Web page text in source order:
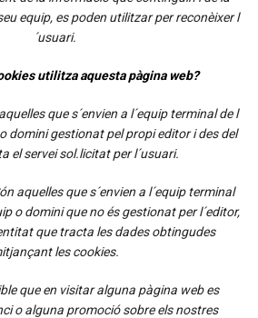
equip, es poden utilitzar per reconèixer l
´usuari.
utilitza aquesta pàgina web?
que s´envien a l´equip terminal de l
o domini gestionat pel propi editor i des del
el servei sol.licitat per l´usuari.
aquelles que s´envien a l´equip terminal
o domini que no és gestionat per l´editor,
que tracta les dades obtingudes
les cookies.
que en visitar alguna pàgina web es
o alguna promoció sobre els nostres